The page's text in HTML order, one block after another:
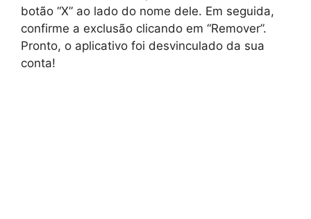
botão “X” ao lado do nome dele. Em seguida,
confirme a exclusão clicando em “Remover”.
Pronto, o aplicativo foi desvinculado da sua
conta!